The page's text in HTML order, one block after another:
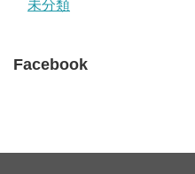
未分類
Facebook